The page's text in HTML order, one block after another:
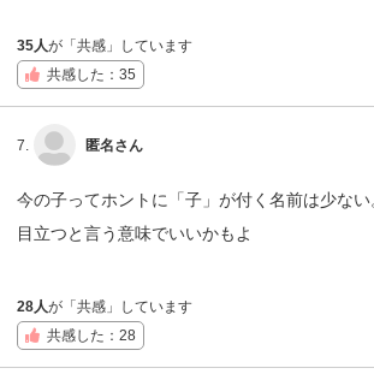
35人が「共感」しています
共感した：35
7. 匿名さん
今の子ってホントに「子」が付く名前は少ない
目立つと言う意味でいいかもよ
28人が「共感」しています
共感した：28